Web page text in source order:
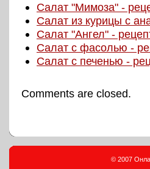
Салат "Мимоза" -
Салат из курицы с
Салат "Ангел" -
Салат с фасолью -
Салат с печенью -
Comments are closed.
© 2007